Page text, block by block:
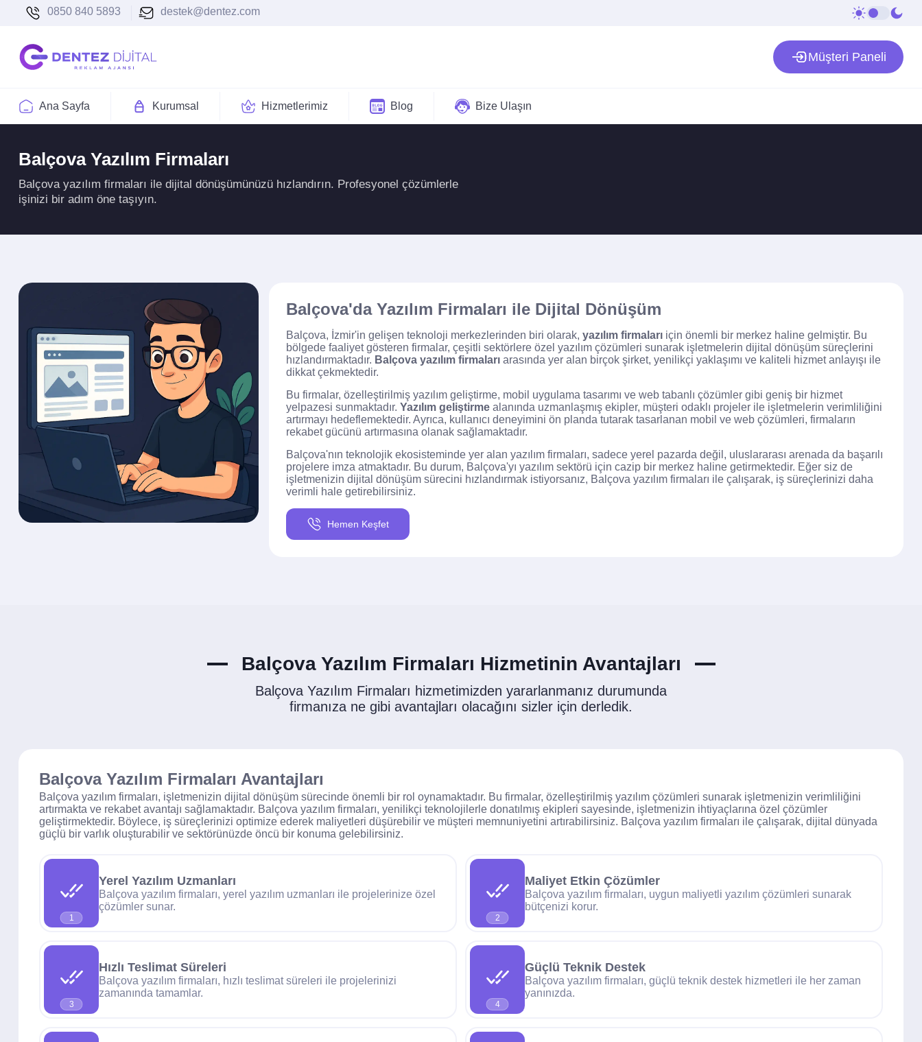
0850 840 5893 destek@dentez.com
Müşteri Paneli
Ana Sayfa Kurumsal Hizmetlerimiz Blog Bize Ulaşın
Balçova Yazılım Firmaları
Balçova yazılım firmaları ile dijital dönüşümünüzü hızlandırın. Profesyonel çözümlerle
işinizi bir adım öne taşıyın.
Balçova'da Yazılım Firmaları ile Dijital Dönüşüm
Balçova, İzmir'in gelişen teknoloji merkezlerinden biri olarak, yazılım firmaları için önemli bir merkez haline gelmiştir. Bu
bölgede faaliyet gösteren firmalar, çeşitli sektörlere özel yazılım çözümleri sunarak işletmelerin dijital dönüşüm süreçlerini
hızlandırmaktadır. Balçova yazılım firmaları arasında yer alan birçok şirket, yenilikçi yaklaşımı ve kaliteli hizmet anlayışı ile
dikkat çekmektedir.
Bu firmalar, özelleştirilmiş yazılım geliştirme, mobil uygulama tasarımı ve web tabanlı çözümler gibi geniş bir hizmet
yelpazesi sunmaktadır. Yazılım geliştirme alanında uzmanlaşmış ekipler, müşteri odaklı projeler ile işletmelerin verimliliğini
artırmayı hedeflemektedir. Ayrıca, kullanıcı deneyimini ön planda tutarak tasarlanan mobil ve web çözümleri, firmaların
rekabet gücünü artırmasına olanak sağlamaktadır.
Balçova'nın teknolojik ekosisteminde yer alan yazılım firmaları, sadece yerel pazarda değil, uluslararası arenada da başarılı
projelere imza atmaktadır. Bu durum, Balçova'yı yazılım sektörü için cazip bir merkez haline getirmektedir. Eğer siz de
işletmenizin dijital dönüşüm sürecini hızlandırmak istiyorsanız, Balçova yazılım firmaları ile çalışarak, iş süreçlerinizi daha
verimli hale getirebilirsiniz.
Hemen Keşfet
Balçova Yazılım Firmaları Hizmetinin Avantajları
Balçova Yazılım Firmaları hizmetimizden yararlanmanız durumunda
firmanıza ne gibi avantajları olacağını sizler için derledik.
Balçova Yazılım Firmaları Avantajları
Balçova yazılım firmaları, işletmenizin dijital dönüşüm sürecinde önemli bir rol oynamaktadır. Bu firmalar, özelleştirilmiş yazılım çözümleri sunarak işletmenizin verimliliğini
artırmakta ve rekabet avantajı sağlamaktadır. Balçova yazılım firmaları, yenilikçi teknolojilerle donatılmış ekipleri sayesinde, işletmenizin ihtiyaçlarına özel çözümler
geliştirmektedir. Böylece, iş süreçlerinizi optimize ederek maliyetleri düşürebilir ve müşteri memnuniyetini artırabilirsiniz. Balçova yazılım firmaları ile çalışarak, dijital dünyada
güçlü bir varlık oluşturabilir ve sektörünüzde öncü bir konuma gelebilirsiniz.
1
Yerel Yazılım Uzmanları
Balçova yazılım firmaları, yerel yazılım uzmanları ile projelerinize özel
çözümler sunar.
2
Maliyet Etkin Çözümler
Balçova yazılım firmaları, uygun maliyetli yazılım çözümleri sunarak
bütçenizi korur.
3
Hızlı Teslimat Süreleri
Balçova yazılım firmaları, hızlı teslimat süreleri ile projelerinizi
zamanında tamamlar.
4
Güçlü Teknik Destek
Balçova yazılım firmaları, güçlü teknik destek hizmetleri ile her zaman
yanınızda.